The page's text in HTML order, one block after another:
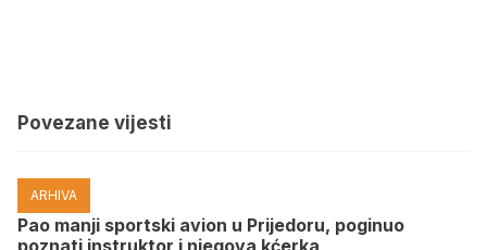
Povezane vijesti
ARHIVA
Pao manji sportski avion u Prijedoru, poginuo
poznati instruktor i njegova kćerka